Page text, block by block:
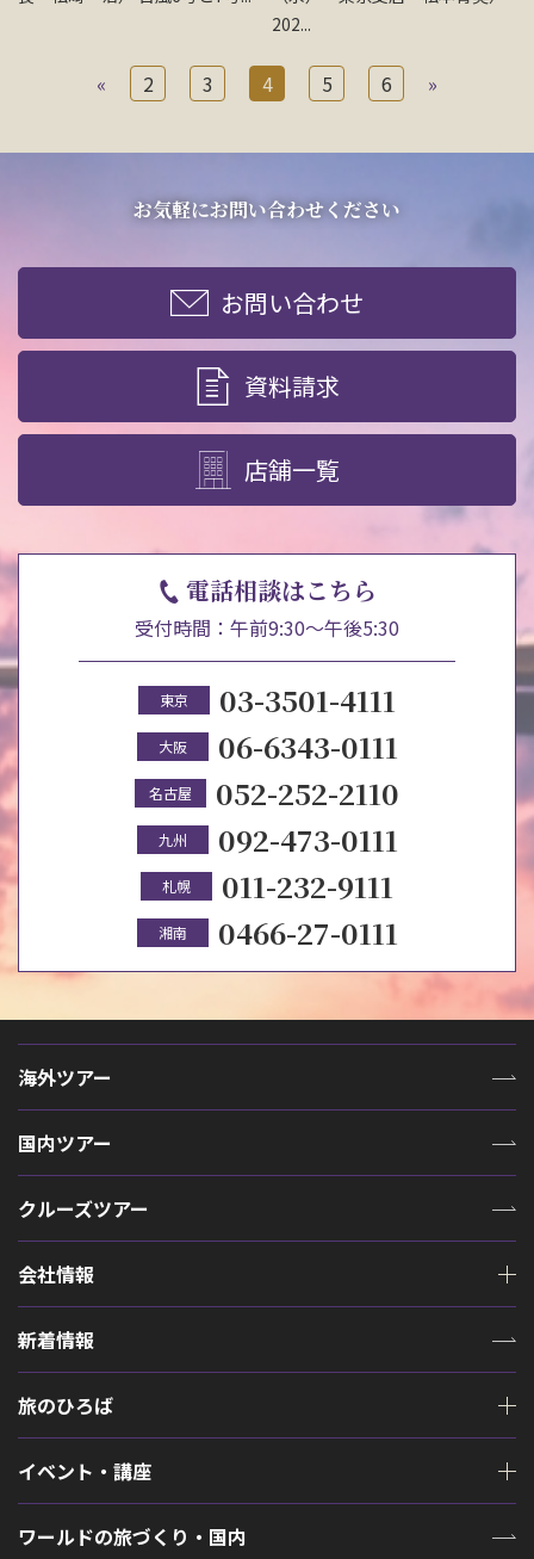
202...
« 2 3 4 5 6 »
お気軽にお問い合わせください
お問い合わせ
資料請求
店舗一覧
電話相談はこちら
受付時間：午前9:30～午後5:30
東京 03-3501-4111
大阪 06-6343-0111
名古屋 052-252-2110
九州 092-473-0111
札幌 011-232-9111
湘南 0466-27-0111
海外ツアー
国内ツアー
クルーズツアー
会社情報
新着情報
旅のひろば
イベント・講座
ワールドの旅づくり・国内